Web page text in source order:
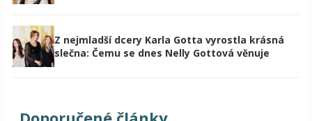
Z nejmladší dcery Karla Gotta vyrostla krásná
slečna: Čemu se dnes Nelly Gottová věnuje